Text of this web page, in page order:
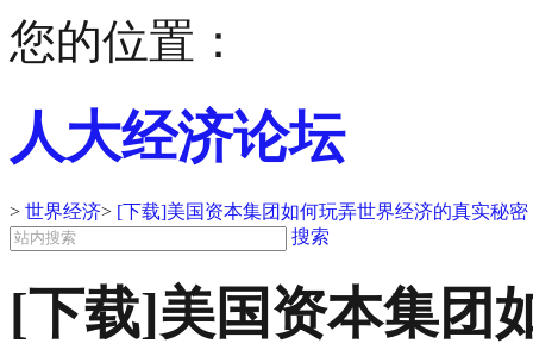
您的位置：
人大经济论坛
> 世界经济> [下载]美国资本集团如何玩弄世界经济的真实秘密
搜索
[下载]美国资本集团